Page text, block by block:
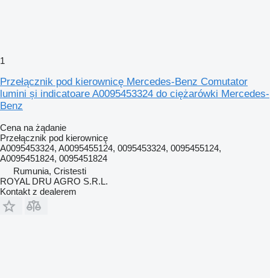
1
Przełącznik pod kierownicę Mercedes-Benz Comutator
lumini și indicatoare A0095453324 do ciężarówki Mercedes-
Benz
Cena na żądanie
Przełącznik pod kierownicę
A0095453324, A0095455124, 0095453324, 0095455124,
A0095451824, 0095451824
Rumunia, Cristesti
ROYAL DRU AGRO S.R.L.
Kontakt z dealerem